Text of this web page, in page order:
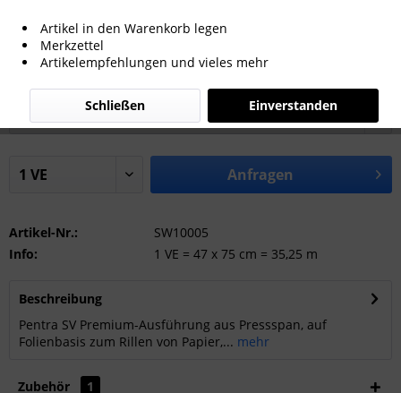
Anfragen
Artikel-Nr.:
SW10005
Info:
1 VE = 47 x 75 cm = 35,25 m
Beschreibung
Pentra SV Premium-Ausführung aus Pressspan, auf
Folienbasis zum Rillen von Papier,... mehr
Zubehör 1
Artikel in den Warenkorb legen
Merkzettel
Artikelempfehlungen und vieles mehr
Einverstanden
Schließen